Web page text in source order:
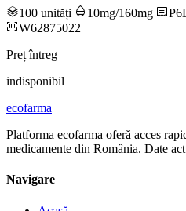
100 unități 10mg/160mg
W62875022
Preț întreg
indisponibil
ecofarma
Platforma ecofarma oferă acces
medicamente din România. Date
Navigare